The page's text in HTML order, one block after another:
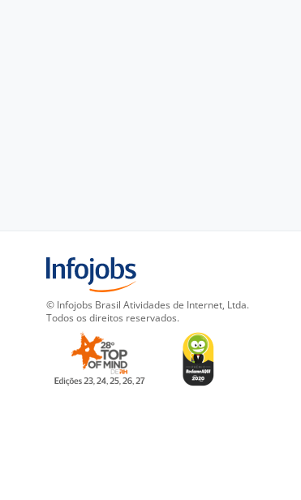
© Infojobs Brasil Atividades de Internet, Ltda.
Todos os direitos reservados.